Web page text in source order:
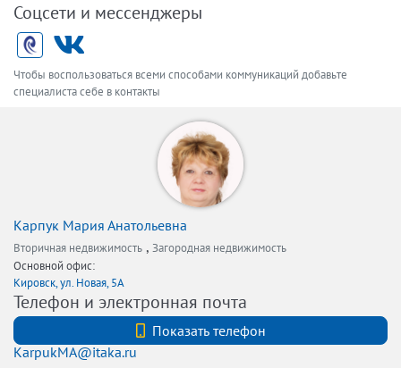
Соцсети и мессенджеры
Чтобы воспользоваться всеми способами коммуникаций добавьте
специалиста себе в контакты
Карпук Мария Анатольевна
Вторичная недвижимость , Загородная недвижимость
Основной офис:
Кировск, ул. Новая, 5А
Телефон и электронная почта
Показать телефон
KarpukMA@itaka.ru